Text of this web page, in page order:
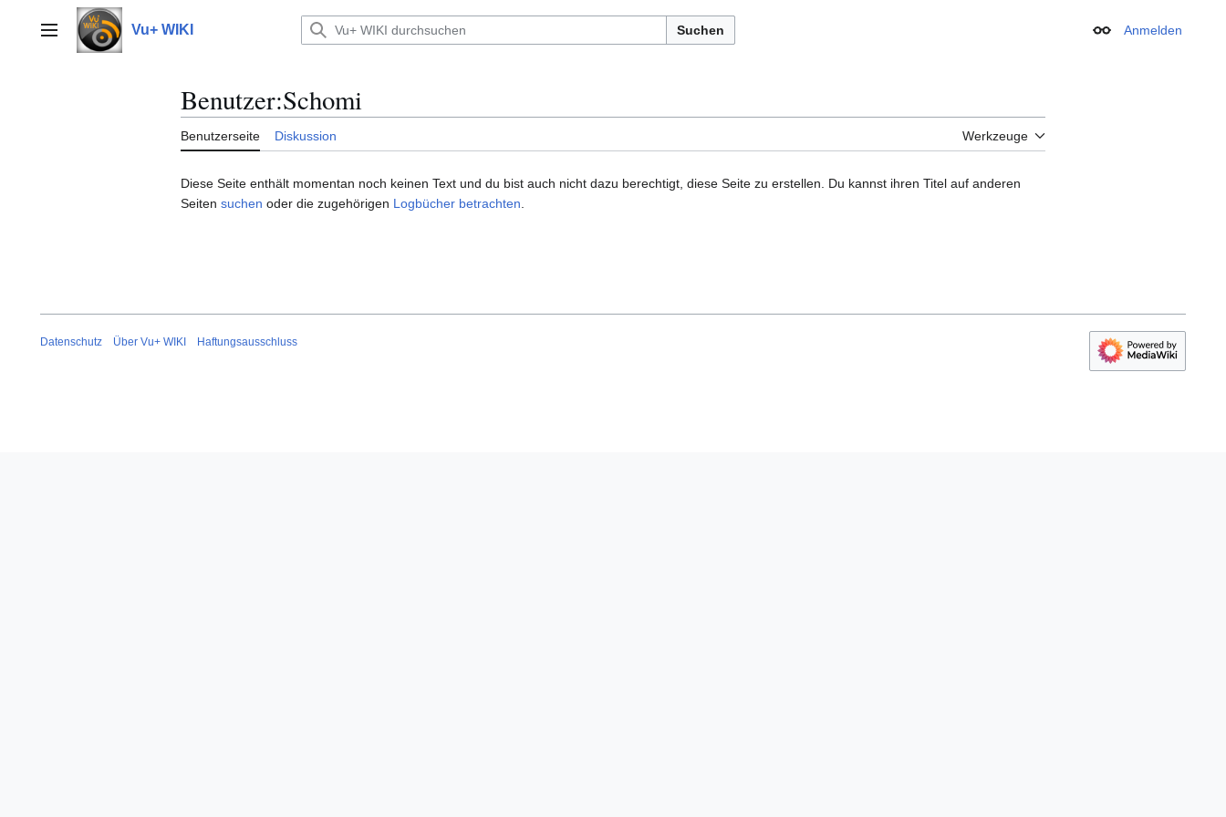
springenHauptmenü Vu+ WIKI Suchen Erscheinungsbild
Anmelden
Benutzer:Schomi
Benutzerseite Diskussion Werkzeuge
Diese Seite enthält momentan noch keinen Text und du bist auch nicht dazu berechtigt, diese Seite zu erstellen. Du kannst ihren Titel auf anderen
Seiten suchen oder die zugehörigen Logbücher betrachten
Datenschutz Über Vu+ WIKI Haftungsausschluss